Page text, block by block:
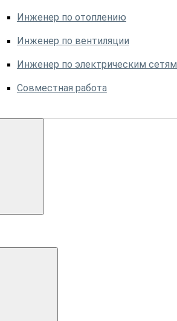
Инженер по отоплению
Инженер по вентиляции
Инженер по электрическим сетям
Совместная работа